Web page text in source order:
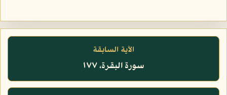
الآية السابقة
سورة البقرة، ١٧٧